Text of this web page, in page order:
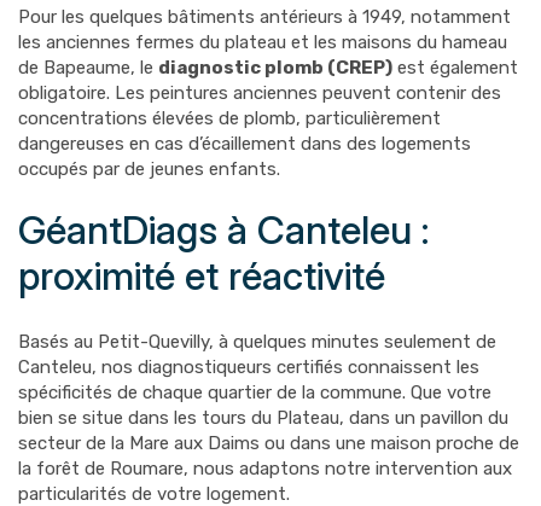
Pour les quelques bâtiments antérieurs à 1949, notamment
les anciennes fermes du plateau et les maisons du hameau
de Bapeaume, le diagnostic plomb (CREP) est également
obligatoire. Les peintures anciennes peuvent contenir des
concentrations élevées de plomb, particulièrement
dangereuses en cas d’écaillement dans des logements
occupés par de jeunes enfants.
GéantDiags à Canteleu :
proximité et réactivité
Basés au Petit-Quevilly, à quelques minutes seulement de
Canteleu, nos diagnostiqueurs certifiés connaissent les
spécificités de chaque quartier de la commune. Que votre
bien se situe dans les tours du Plateau, dans un pavillon du
secteur de la Mare aux Daims ou dans une maison proche de
la forêt de Roumare, nous adaptons notre intervention aux
particularités de votre logement.